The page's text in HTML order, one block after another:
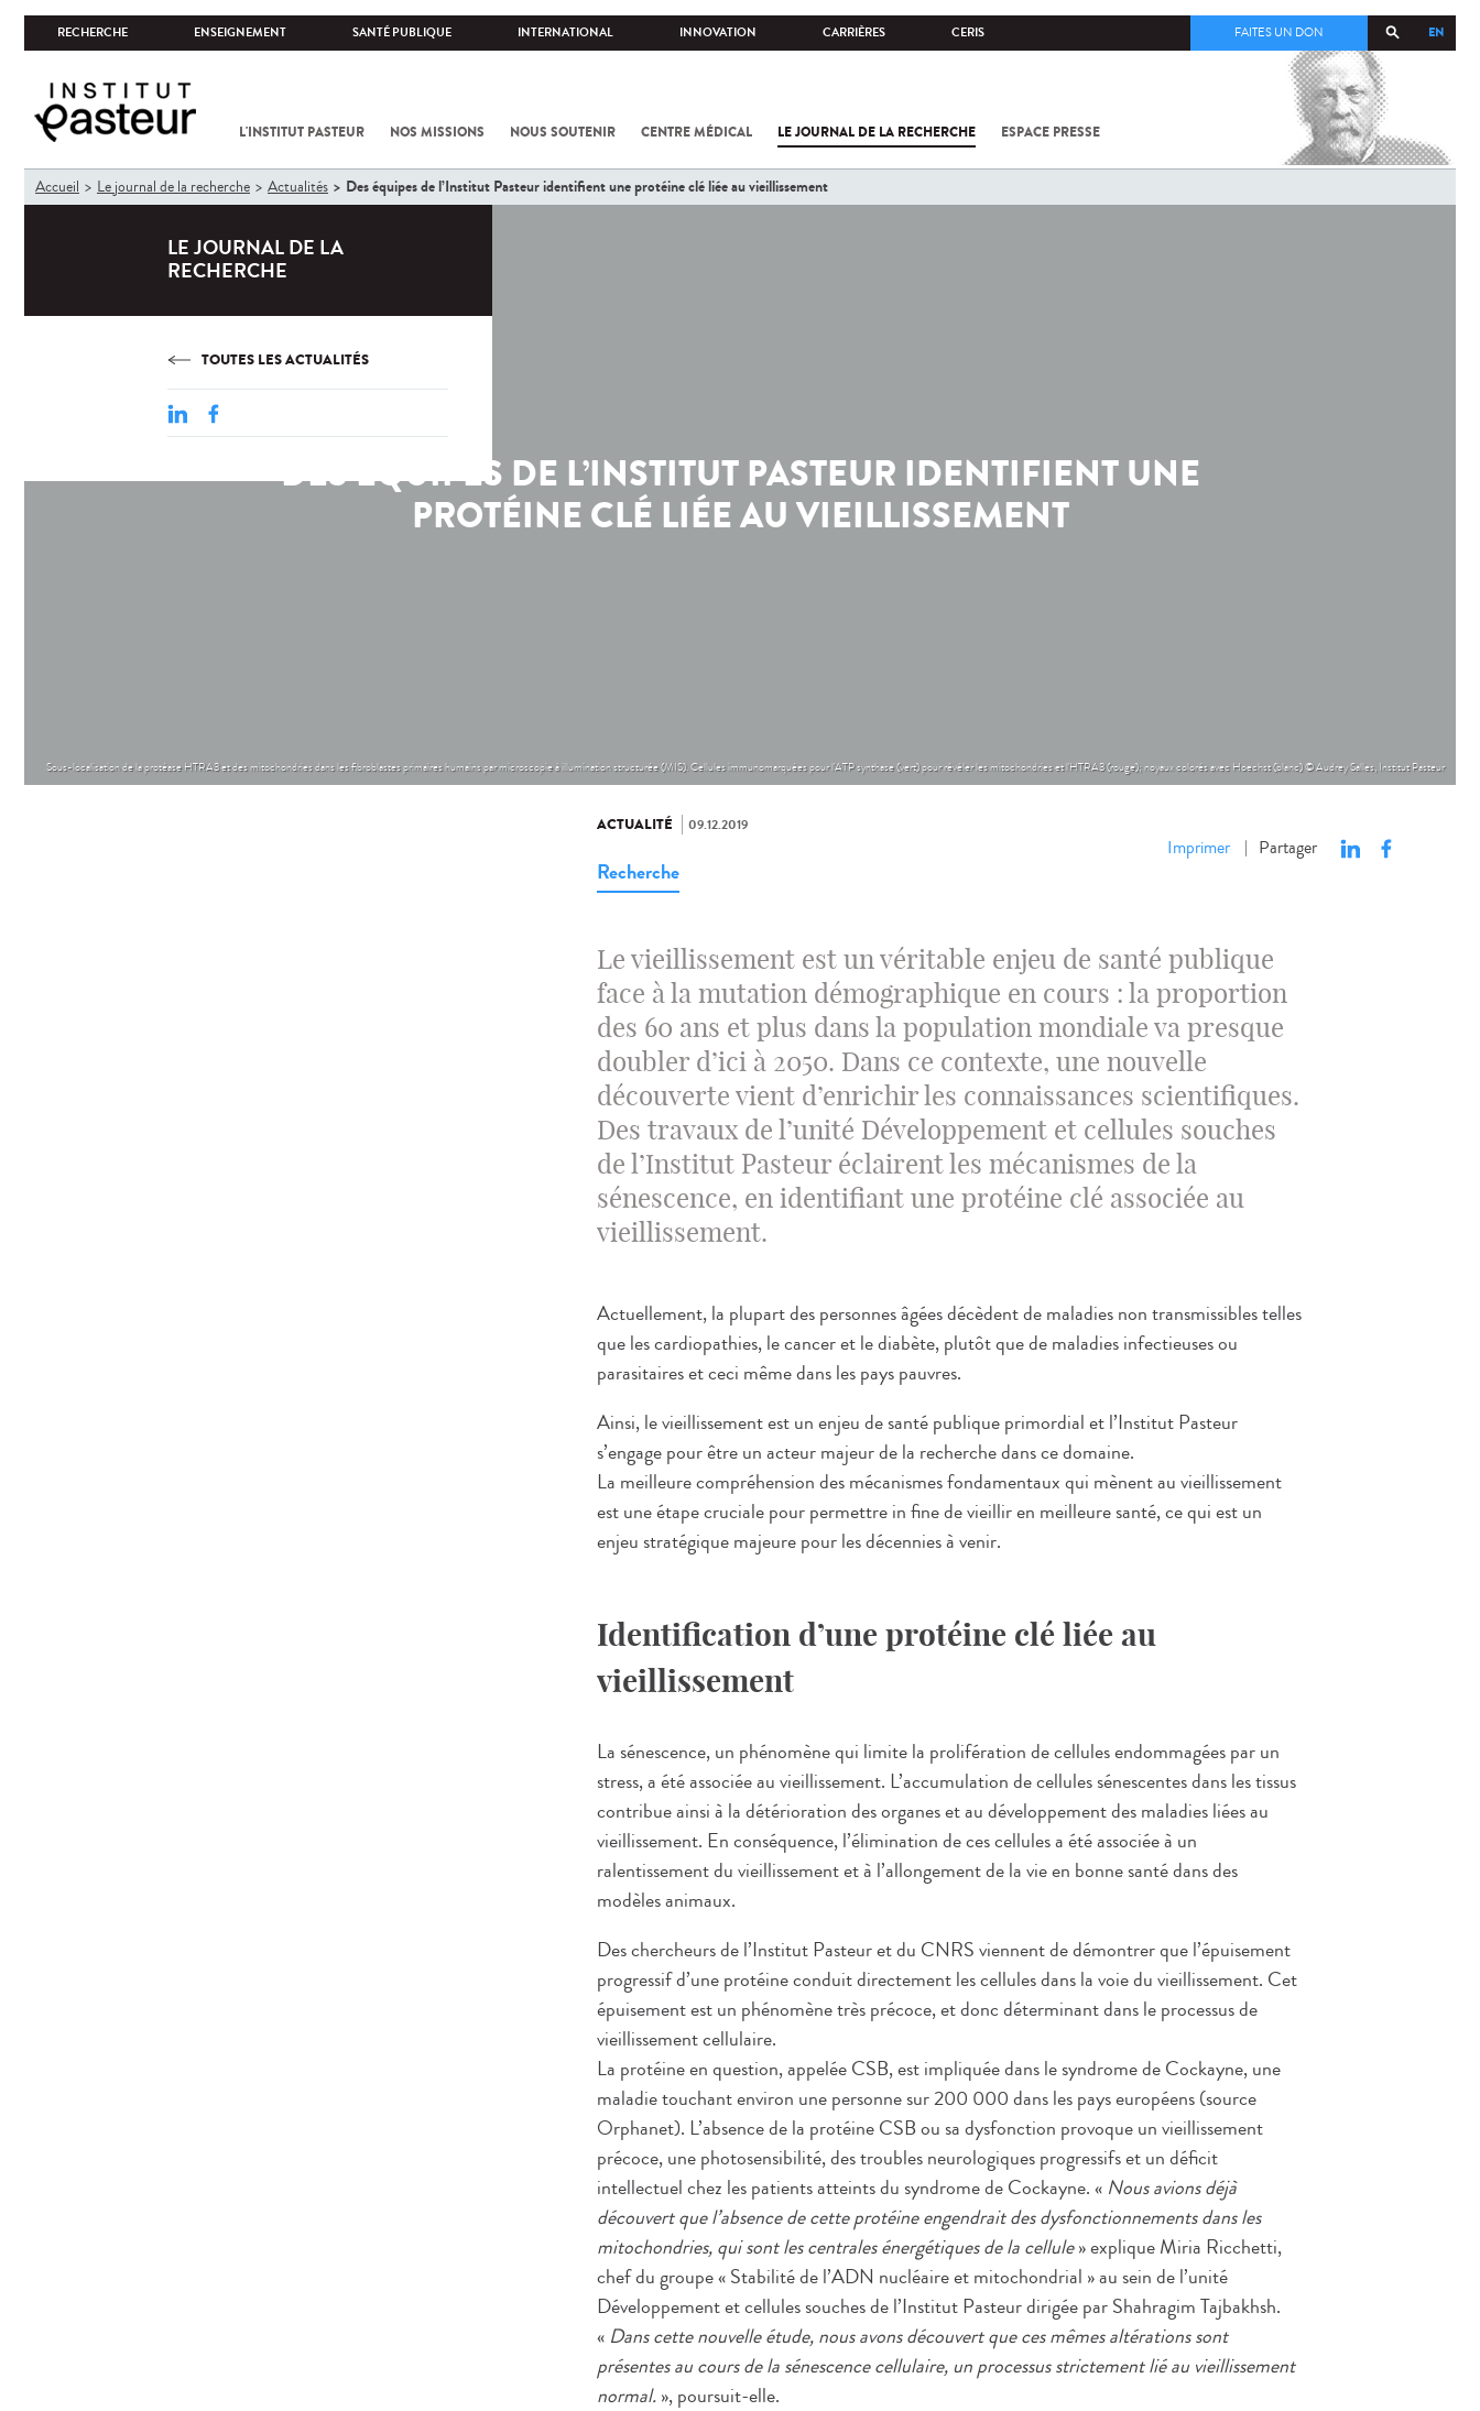
RECHERCHE ENSEIGNEMENT SANTÉ PUBLIQUE INTERNATIONAL INNOVATION CARRIÈRES CERIS EN
FAITES UN DON
L'INSTITUT PASTEUR NOS MISSIONS NOUS SOUTENIR CENTRE MÉDICAL LE JOURNAL DE LA RECHERCHE ESPACE PRESSE
COV-2 /
À
Vous
êtes
Accueil Le journal de la recherche Actualités Des équipes de l’Institut Pasteur identifient une protéine clé liée au vieillissement
LE JOURNAL DE LA
RECHERCHE
TOUTES LES ACTUALITÉS
DES ÉQUIPES DE L’INSTITUT PASTEUR IDENTIFIENT UNE
PROTÉINE CLÉ LIÉE AU VIEILLISSEMENT
Sous-localisation de la protéase HTRA3 et des mitochondries dans les fibroblastes primaires humains par microscopie à illumination structurée (MIS). Cellules immunomarquées pour l'ATP synthase (vert) pour révéler les mitochondries et l'HTRA3 (rouge); noyaux colorés avec Hoechst (blanc) © Audrey Salles, Institut Pasteur
ACTUALITÉ 09.12.2019
Imprimer | Partager
Recherche
Le vieillissement est un véritable enjeu de santé publique
face à la mutation démographique en cours : la proportion
des 60 ans et plus dans la population mondiale va presque
doubler d’ici à 2050. Dans ce contexte, une nouvelle
découverte vient d’enrichir les connaissances scientifiques.
Des travaux de l’unité Développement et cellules souches
de l’Institut Pasteur éclairent les mécanismes de la
sénescence, en identifiant une protéine clé associée au
vieillissement.
Actuellement, la plupart des personnes âgées décèdent de maladies non transmissibles telles
que les cardiopathies, le cancer et le diabète, plutôt que de maladies infectieuses ou
parasitaires et ceci même dans les pays pauvres.
Ainsi, le vieillissement est un enjeu de santé publique primordial et l’Institut Pasteur
s’engage pour être un acteur majeur de la recherche dans ce domaine.
La meilleure compréhension des mécanismes fondamentaux qui mènent au vieillissement
est une étape cruciale pour permettre in fine de vieillir en meilleure santé, ce qui est un
enjeu stratégique majeure pour les décennies à venir.
Identification d’une protéine clé liée au
vieillissement
La sénescence, un phénomène qui limite la prolifération de cellules endommagées par un
stress, a été associée au vieillissement. L’accumulation de cellules sénescentes dans les tissus
contribue ainsi à la détérioration des organes et au développement des maladies liées au
vieillissement. En conséquence, l’élimination de ces cellules a été associée à un
ralentissement du vieillissement et à l’allongement de la vie en bonne santé dans des
modèles animaux.
Des chercheurs de l’Institut Pasteur et du CNRS viennent de démontrer que l’épuisement
progressif d’une protéine conduit directement les cellules dans la voie du vieillissement. Cet
épuisement est un phénomène très précoce, et donc déterminant dans le processus de
vieillissement cellulaire.
La protéine en question, appelée CSB, est impliquée dans le syndrome de Cockayne, une
maladie touchant environ une personne sur 200 000 dans les pays européens (source
Orphanet). L’absence de la protéine CSB ou sa dysfonction provoque un vieillissement
précoce, une photosensibilité, des troubles neurologiques progressifs et un déficit
intellectuel chez les patients atteints du syndrome de Cockayne. « Nous avions déjà
découvert que l’absence de cette protéine engendrait des dysfonctionnements dans les
mitochondries, qui sont les centrales énergétiques de la cellule» explique Miria Ricchetti,
chef du groupe « Stabilité de l’ADN nucléaire et mitochondrial » au sein de l’unité
Développement et cellules souches de l’Institut Pasteur dirigée par Shahragim Tajbakhsh.
« Dans cette nouvelle étude, nous avons découvert que ces mêmes altérations sont
présentes au cours de la sénescence cellulaire, un processus strictement lié au vieillissement
normal.», poursuit-elle.